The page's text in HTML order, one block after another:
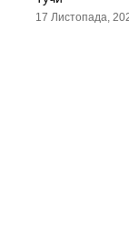
17 Листопада,